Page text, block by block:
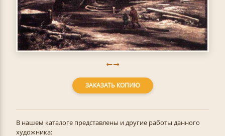
ЗАКАЗАТЬ КОПИЮ
В нашем каталоге представлены и другие работы данного
художника: